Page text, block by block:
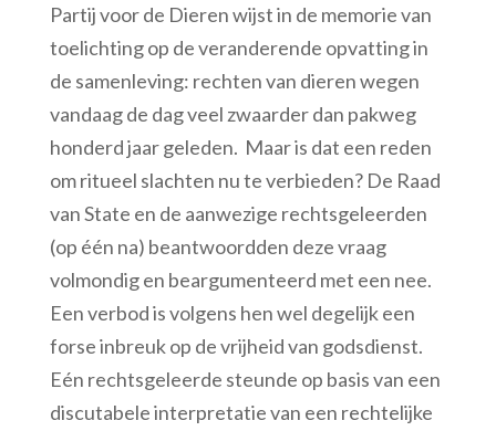
Partij voor de Dieren wijst in de memorie van
toelichting op de veranderende opvatting in
de samenleving: rechten van dieren wegen
vandaag de dag veel zwaarder dan pakweg
honderd jaar geleden. Maar is dat een reden
om ritueel slachten nu te verbieden? De Raad
van State en de aanwezige rechtsgeleerden
(op één na) beantwoordden deze vraag
volmondig en beargumenteerd met een nee.
Een verbod is volgens hen wel degelijk een
forse inbreuk op de vrijheid van godsdienst.
Eén rechtsgeleerde steunde op basis van een
discutabele interpretatie van een rechtelijke